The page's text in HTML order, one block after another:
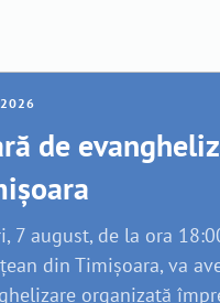
de
7 august, de la ora
din Timișoara, va
organizată